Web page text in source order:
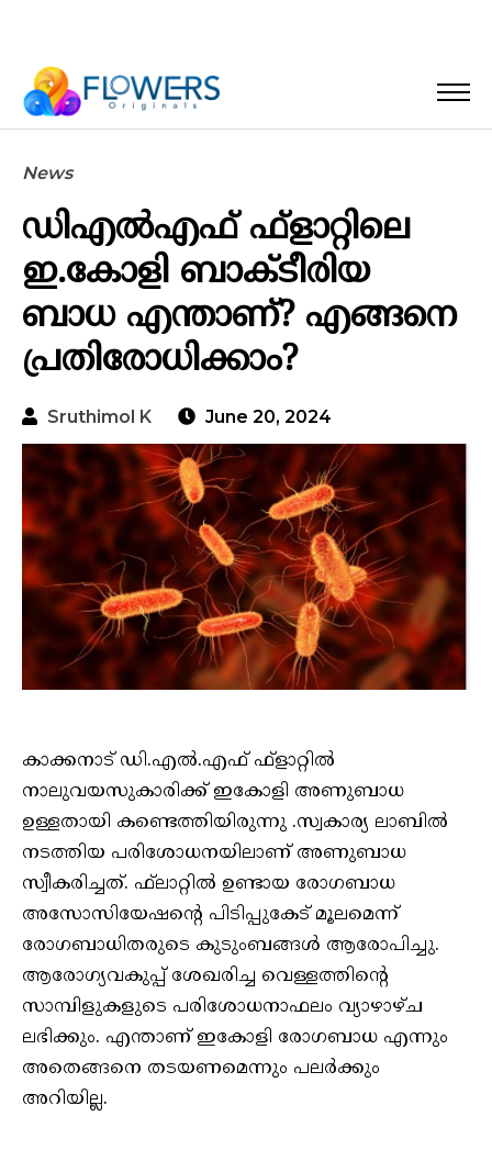
News
ഡിഎൽഎഫ് ഫ്ളാറ്റിലെ
ഇ.കോളി ബാക്ടീരിയ
ബാധ എന്താണ്? എങ്ങനെ
പ്രതിരോധിക്കാം?
Sruthimol K June 20, 2024
കാക്കനാട് ഡി.എല്‍.എഫ് ഫ്‌ളാറ്റില്‍
നാലുവയസുകാരിക്ക് ഇകോളി അണുബാധ
ഉള്ളതായി കണ്ടെത്തിയിരുന്നു .സ്വകാര്യ ലാബില്‍
നടത്തിയ പരിശോധനയിലാണ് അണുബാധ
സ്വീകരിച്ചത്. ഫ്‌ലാറ്റില്‍ ഉണ്ടായ രോഗബാധ
അസോസിയേഷന്റെ പിടിപ്പുകേട് മൂലമെന്ന്
രോഗബാധിതരുടെ കുടുംബങ്ങള്‍ ആരോപിച്ചു.
ആരോഗ്യവകുപ്പ് ശേഖരിച്ച വെള്ളത്തിൻ്റെ
സാമ്പിളുകളുടെ പരിശോധനാഫലം വ്യാഴാഴ്ച
ലഭിക്കും. എന്താണ് ഇകോളി രോഗബാധ എന്നും
അതെങ്ങനെ തടയണമെന്നും പലർക്കും
അറിയില്ല.